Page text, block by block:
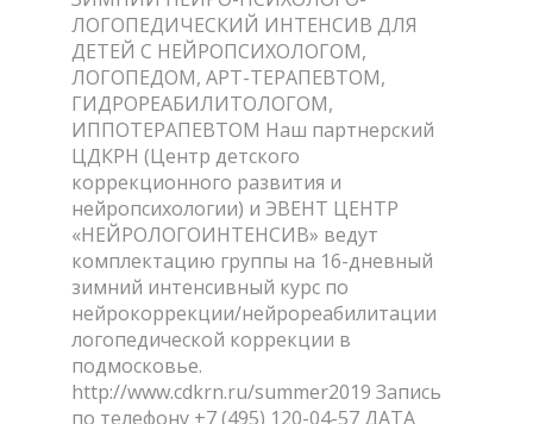
ЛОГОПЕДИЧЕСКИЙ ИНТЕНСИВ ДЛЯ
ДЕТЕЙ С НЕЙРОПСИХОЛОГОМ,
ЛОГОПЕДОМ, АРТ-ТЕРАПЕВТОМ,
ГИДРОРЕАБИЛИТОЛОГОМ,
ИППОТЕРАПЕВТОМ Наш партнерский
ЦДКРН (Центр детского
коррекционного развития и
нейропсихологии) и ЭВЕНТ ЦЕНТР
«НЕЙРОЛОГОИНТЕНСИВ» ведут
комплектацию группы на 16-дневный
зимний интенсивный курс по
нейрокоррекции/нейрореабилитации
логопедической коррекции в
подмосковье.
http://www.cdkrn.ru/summer2019 Запись
по телефону +7 (495) 120-04-57 ДАТА